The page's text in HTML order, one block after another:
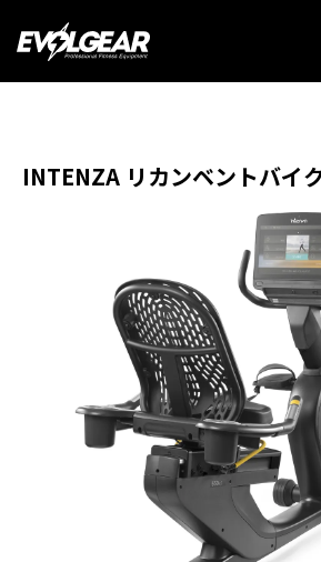
INTENZA リカンベントバイ